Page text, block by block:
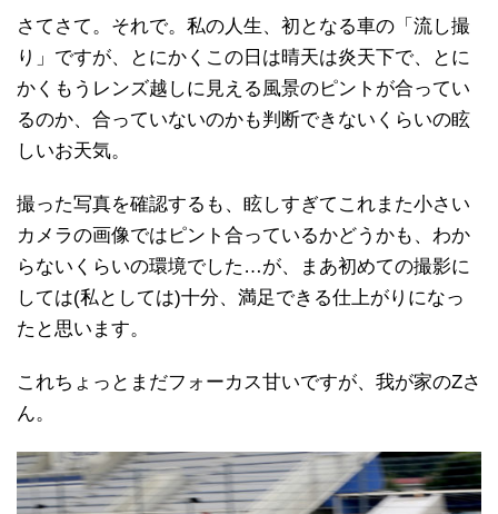
さてさて。それで。私の人生、初となる車の「流し撮
り」ですが、とにかくこの日は晴天は炎天下で、とに
かくもうレンズ越しに見える風景のピントが合ってい
るのか、合っていないのかも判断できないくらいの眩
しいお天気。
撮った写真を確認するも、眩しすぎてこれまた小さい
カメラの画像ではピント合っているかどうかも、わか
らないくらいの環境でした…が、まあ初めての撮影に
しては(私としては)十分、満足できる仕上がりになっ
たと思います。
これちょっとまだフォーカス甘いですが、我が家のZさ
ん。